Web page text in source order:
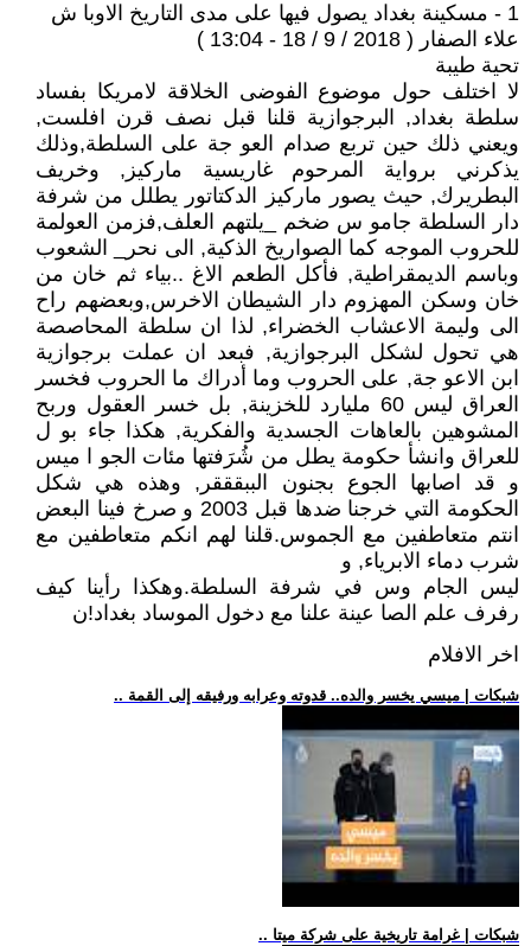
1 - مسكينة بغداد يصول فيها على مدى التاريخ الاوبا ش
علاء الصفار ( 2018 / 9 / 18 - 13:04 )
تحية طيبة
لا اختلف حول موضوع الفوضى الخلاقة لامريكا بفساد
سلطة بغداد, البرجوازية قلنا قبل نصف قرن افلست,
ويعني ذلك حين تربع صدام العو جة على السلطة,وذلك
يذكرني برواية المرحوم غاريسية ماركيز, وخريف
البطريرك, حيث يصور ماركيز الدكتاتور يطلل من شرفة
دار السلطة جامو س ضخم _يلتهم العلف,فزمن العولمة
للحروب الموجه كما الصواريخ الذكية, الى نحر_ الشعوب
وباسم الديمقراطية, فأكل الطعم الاغ ..بياء ثم خان من
خان وسكن المهزوم دار الشيطان الاخرس,وبعضهم راح
الى وليمة الاعشاب الخضراء, لذا ان سلطة المحاصصة
هي تحول لشكل البرجوازية, فبعد ان عملت برجوازية
ابن الاعو جة, على الحروب وما أدراك ما الحروب فخسر
العراق ليس 60 مليارد للخزينة, بل خسر العقول وربح
المشوهين بالعاهات الجسدية والفكرية, هكذا جاء بو ل
للعراق وانشأ حكومة يطل من شُرَفتها مئات الجو ا ميس
و قد اصابها الجوع بجنون الببقققر, وهذه هي شكل
الحكومة التي خرجنا ضدها قبل 2003 و صرخ فينا البعض
انتم متعاطفين مع الجموس.قلنا لهم انكم متعاطفين مع
شرب دماء الابرياء, و
ليس الجام وس في شرفة السلطة.وهكذا رأينا كيف
رفرف علم الصا عينة علنا مع دخول الموساد بغداد!ن
اخر الافلام
.. شبكات | ميسي يخسر والده.. قدوته وعرابه ورفيقه إلى القمة
.. شبكات | غرامة تاريخية على شركة ميتا